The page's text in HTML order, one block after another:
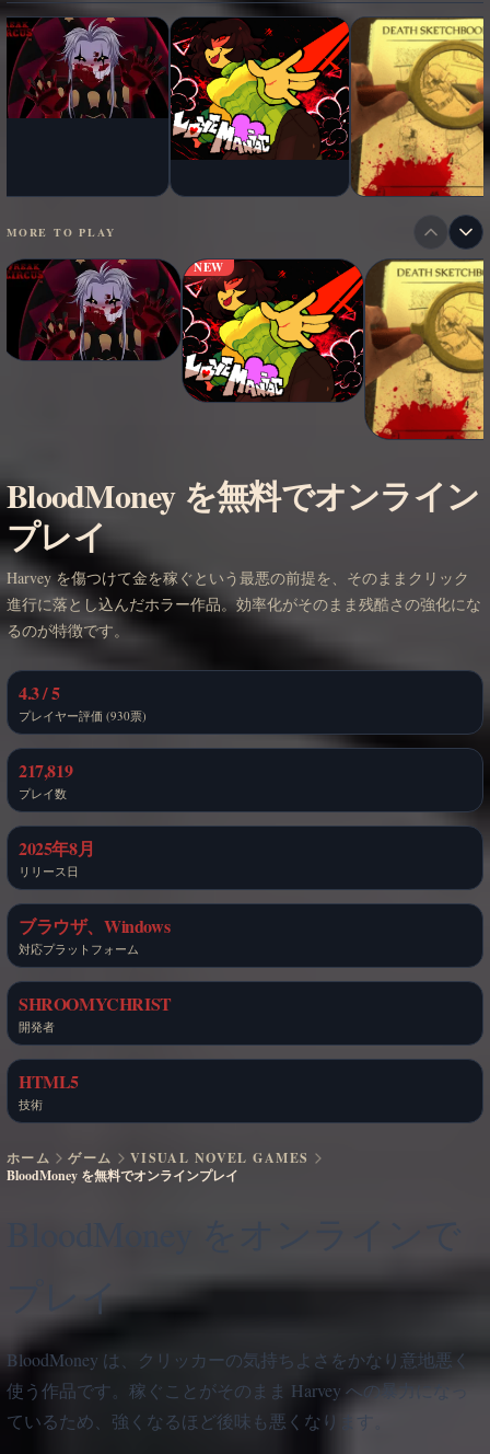
MORE TO PLAY
NEW
BloodMoney を無料でオンライン
プレイ
Harvey を傷つけて金を稼ぐという最悪の前提を、そのままクリック
進行に落とし込んだホラー作品。効率化がそのまま残酷さの強化にな
るのが特徴です。
4.3 / 5
プレイヤー評価 (930票)
217,819
プレイ数
2025年8月
リリース日
ブラウザ、Windows
対応プラットフォーム
SHROOMYCHRIST
開発者
HTML5
技術
ホーム ゲーム
VISUAL NOVEL GAMES
BloodMoney を無料でオンラインプレイ
プレイ
BloodMoney は、クリッカーの気持ちよさをかなり意地悪く
使う作品です。稼ぐことがそのまま Harvey への暴力になっ
ているため、強くなるほど後味も悪くなります。